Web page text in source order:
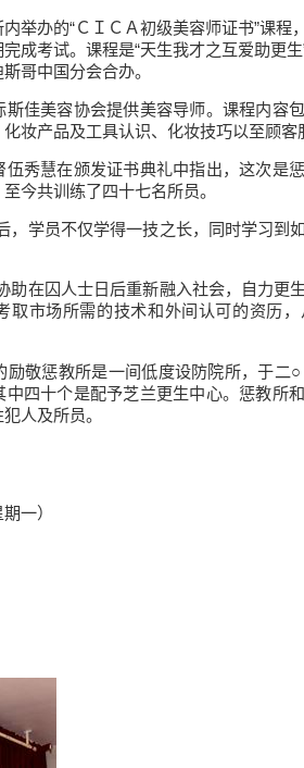
举办的“ＣＩＣＡ初级美容师证书”课程
成考试。课程是“天生我才之互爱助更
哥中国分会合办。
斯佳美容协会提供美容导师。课程内容
妆产品及工具认识、化妆技巧以至顾客
伍秀慧在颁发证书典礼中指出，这次是
今共训练了四十七名所员。
，学员不仅学得一技之长，同时学习到
助在囚人士日后重新融入社会，自力更
取市场所需的技术和外间认可的资历
励敬惩教所是一间低度设防院所，于二
四十个是配予芝兰更生中心。惩教所
人及所员。
一）